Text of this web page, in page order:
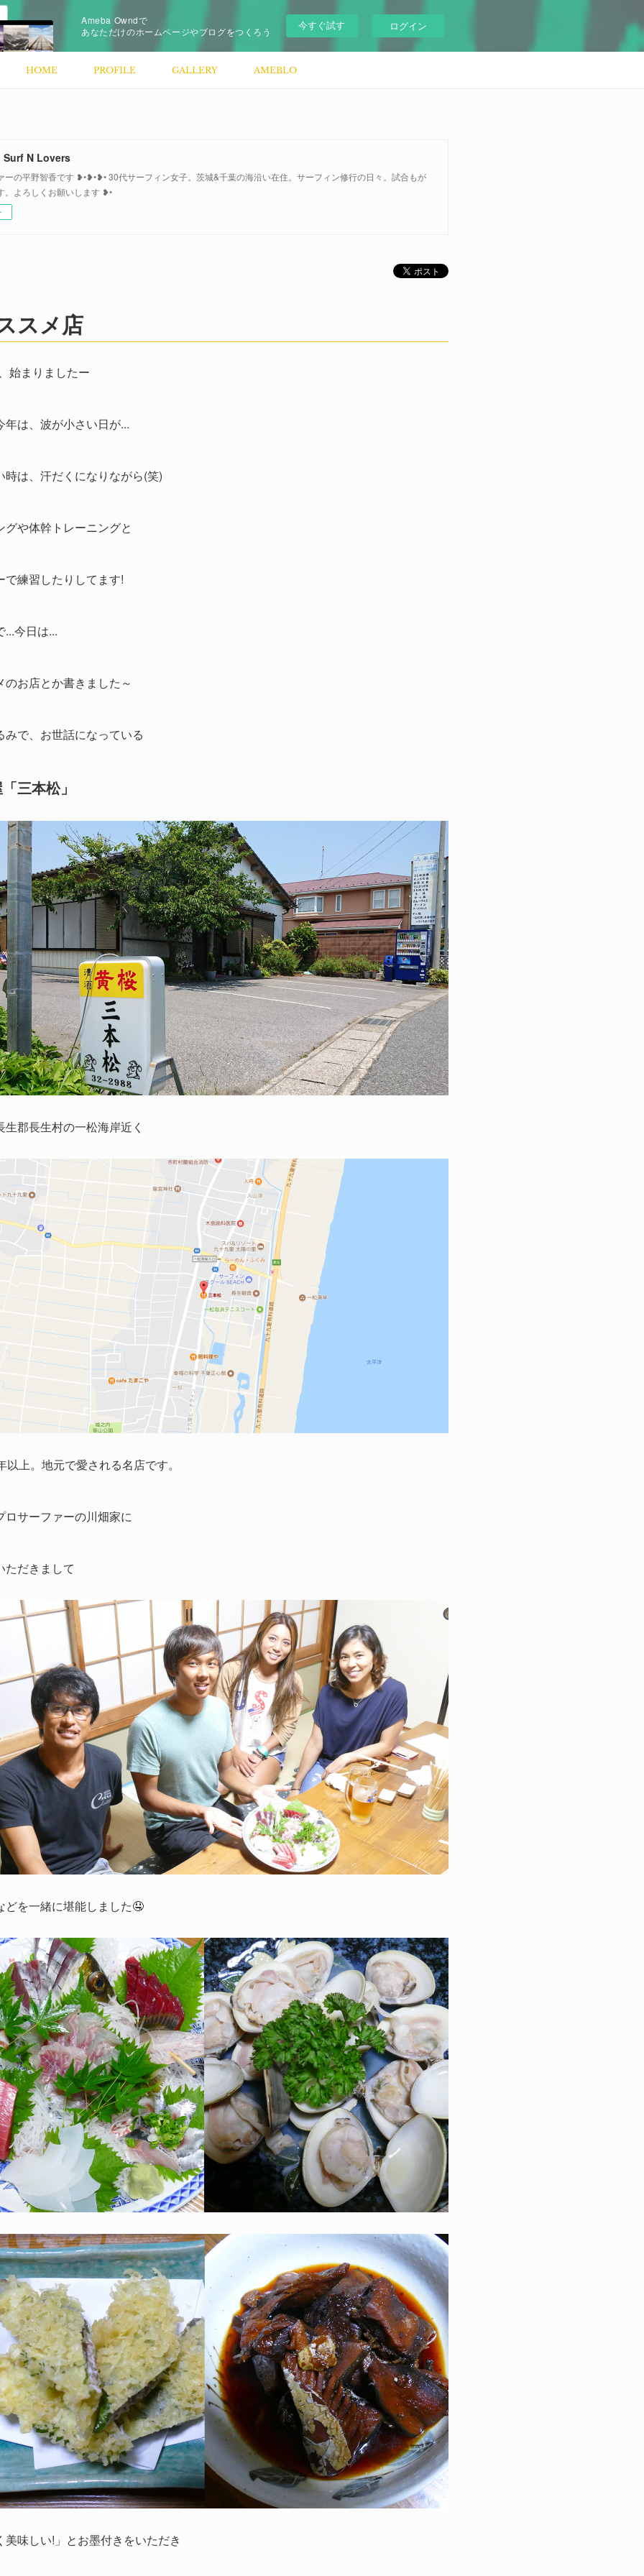
Ameba Owndで
あなただけのホームページやブログをつくろう
今すぐ試す ログイン
HOME PROFILE GALLERY AMEBLO
Surf N Lovers
ーの平野智香です ❥•❥•❥• 30代サーフィン女子。茨城&千葉の海沿い在住。サーフィン修行の日々。試合もが
。よろしくお願いします ❥•
スメ店
始まりましたー
年は、波が小さい日が...
時は、汗だくになりながら(笑)
グや体幹トレーニングと
で練習したりしてます!
...今日は...
のお店とか書きました～
みで、お世話になっている
三本松」
生郡長生村の一松海岸近く
以上。地元で愛される名店です。
ロサーファーの川畑家に
ただきまして
どを一緒に堪能しました🤤
美味しい!」とお墨付きをいただき